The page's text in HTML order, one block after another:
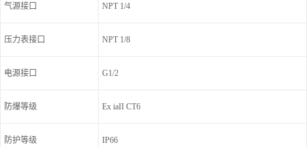
气源接口 NPT 1/4
压力表接口 NPT 1/8
电源接口 G1/2
防爆等级 Ex iaII CT6
防护等级 IP66